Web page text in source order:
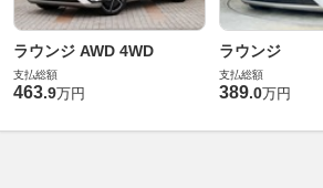
ラウンジ AWD 4WD
支払総額
463.9万円
ラウンジ
支払総額
389.0万円